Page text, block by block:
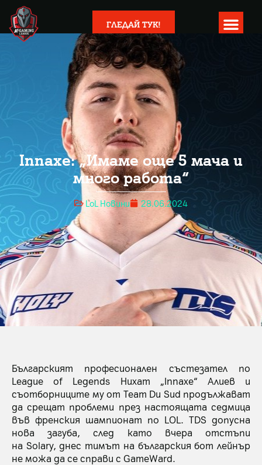
ГЛЕДАЙ ТУК!
Innaxe: „Имаме още 5 мача и
много работа“
LoL Новини 28.06.2024
Българският професионален състезател по
League of Legends Нихат „Innaxe“ Алиев и
съотборниците му от Team Du Sud продължават
да срещат проблеми през настоящата седмица
във френския шампионат по LOL. TDS допусна
нова загуба, след като вчера отстъпи
на Solary, днес тимът на българския бот лейнър
не можа да се справи с GameWard.